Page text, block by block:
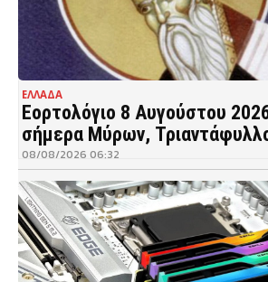
ΕΛΛΑΔΑ
Εορτολόγιο 8 Αυγούστου
σήμερα Μύρων,
08/08/2026 06:32